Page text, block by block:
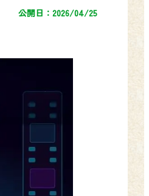
公開日：2026/04/25